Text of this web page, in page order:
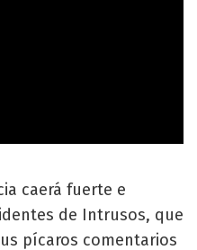
caerá fuerte e
de Intrusos, que
pícaros comentarios